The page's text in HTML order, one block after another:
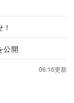
公開
06:16更新